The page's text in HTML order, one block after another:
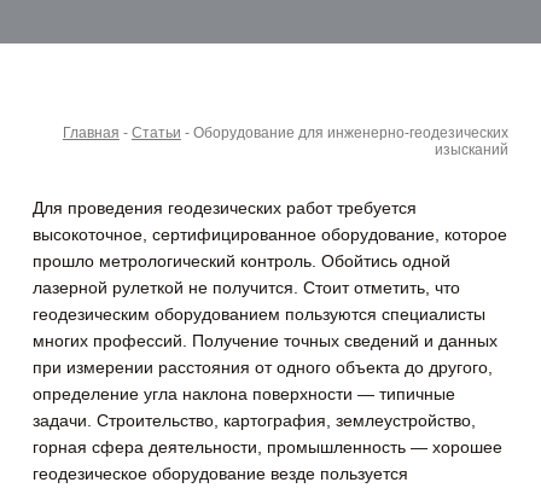
Главная - Статьи - Оборудование для инженерно-геодезических
изысканий
Для проведения геодезических работ требуется
высокоточное, сертифицированное оборудование, которое
прошло метрологический контроль. Обойтись одной
лазерной рулеткой не получится. Стоит отметить, что
геодезическим оборудованием пользуются специалисты
многих профессий. Получение точных сведений и данных
при измерении расстояния от одного объекта до другого,
определение угла наклона поверхности — типичные
задачи. Строительство, картография, землеустройство,
горная сфера деятельности, промышленность — хорошее
геодезическое оборудование везде пользуется